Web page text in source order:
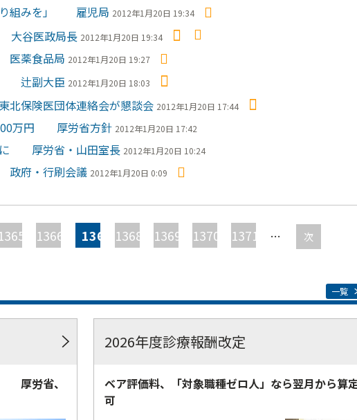
り組みを」 雇児局 2012年1月20日 19:34
大谷医政局長 2012年1月20日 19:34
医薬食品局 2012年1月20日 19:27
辻副大臣 2012年1月20日 18:03
保険医団体連絡会が懇談会 2012年1月20日 17:44
万円 厚労省方針 2012年1月20日 17:42
に 厚労省・山田室長 2012年1月20日 10:24
府・行刷会議 2012年1月20日 0:09
1366 1367 1368 1369 1370 1371 … 次
一覧
厚労省、
2026年度診療報酬改定
ベア評価料、「対象職種ゼロ人」なら翌月から算
可